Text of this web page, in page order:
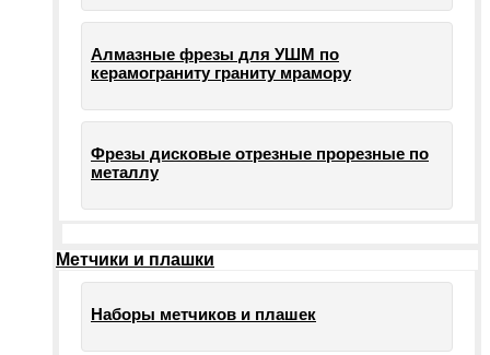
Алмазные фрезы для УШМ по
керамограниту граниту мрамору
Фрезы дисковые отрезные прорезные по
металлу
Метчики и плашки
Наборы метчиков и плашек